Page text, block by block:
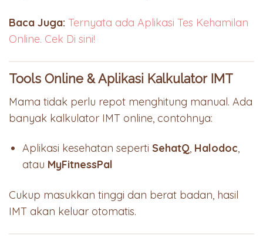
Baca Juga: Ternyata ada Aplikasi Tes Kehamilan
Online. Cek Di sini!
Tools Online & Aplikasi Kalkulator IMT
Mama tidak perlu repot menghitung manual. Ada
banyak kalkulator IMT online, contohnya:
Aplikasi kesehatan seperti SehatQ, Halodoc,
atau MyFitnessPal
Cukup masukkan tinggi dan berat badan, hasil
IMT akan keluar otomatis.